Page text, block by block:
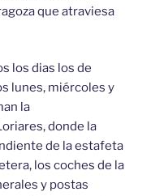
que atraviesa
los dias los de
lunes, miércoles y
la
donde la
de la estafeta
los coches de la
y postas